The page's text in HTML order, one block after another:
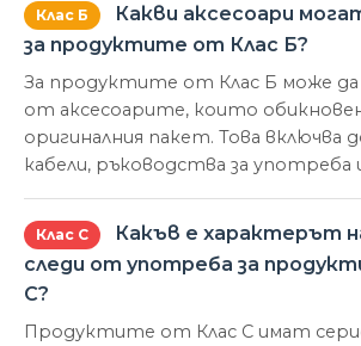
Клас Б
Какви аксесоари
за продуктите от Клас Б?
За продуктите от Клас Б може да
от аксесоарите, които
оригиналния пакет. Това включва
кабели, ръководства за употреба
Клас С
Какъв е характерът
следи от употреба за
С?
Продуктите от Клас С имат